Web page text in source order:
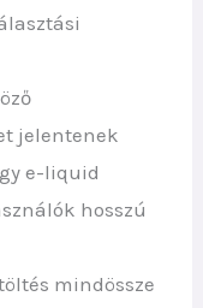
jelentenek
e-liquid
hosszú
mindössze